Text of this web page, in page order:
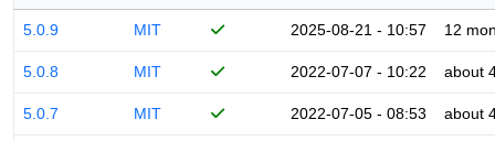
5.0.9 MIT 2025-08-21 - 10:57 12
5.0.8 MIT 2022-07-07 - 10:22 about
5.0.7 MIT 2022-07-05 - 08:53 about